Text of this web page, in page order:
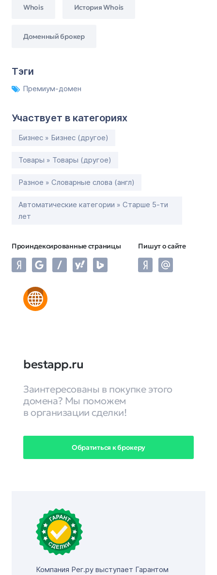
Whois История Whois
Доменный брокер
Тэги
Премиум-домен
Участвует в категориях
Бизнес » Бизнес (другое)
Товары » Товары (другое)
Разное » Словарные слова (англ)
Автоматические категории » Старше 5-ти
лет
Проиндексированные страницы Пишут о сайте
bestapp.ru
Заинтересованы в покупке этого
домена? Мы поможем
в организации сделки!
Обратиться к брокеру
Компания Рег.ру выступает Гарантом